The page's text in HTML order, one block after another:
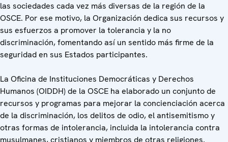
las sociedades cada vez más diversas de la región de la
OSCE. Por ese motivo, la Organización dedica sus recursos y
sus esfuerzos a promover la tolerancia y la no
discriminación, fomentando así un sentido más firme de la
seguridad en sus Estados participantes.
La Oficina de Instituciones Democráticas y Derechos
Humanos (OIDDH) de la OSCE ha elaborado un conjunto de
recursos y programas para mejorar la concienciación acerca
de la discriminación, los delitos de odio, el antisemitismo y
otras formas de intolerancia, incluida la intolerancia contra
musulmanes, cristianos y miembros de otras religiones.